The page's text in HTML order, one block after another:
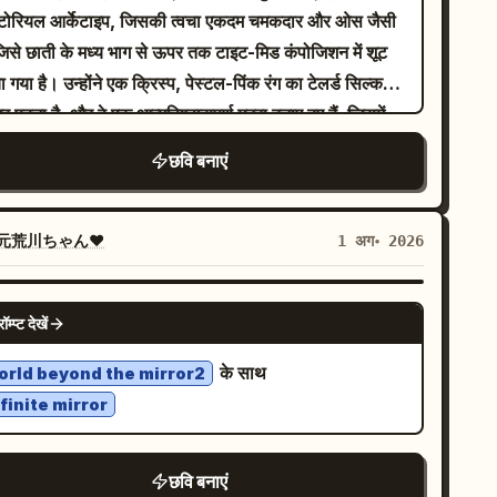
एक ठोस हल्के भूरे रंग का कालीन दृश्य को आधार देता है, जबकि
से आउट-ऑफ-फोकस पृष्ठभूमि में भीड़ की धुंधली गहरे भूरे रंग
ऊपर दाईं ओर टेलीफोटो कैमरा लेंस, और दाईं ओर एक
के पैर दिखाई दे रहे हैं। एक नाटकीय, हाई-कॉन्ट्रास्ट
ब्लैक एंड व्हाइट कलर पैलेट दृश्य में तनावपूर्ण ग्लैमर भर
है। कई शीर्ष फ्रंट स्रोतों से आने वाली दिशात्मक हार्ड लाइट
के माथे, नाक के पुल और उसके हाथों के पोरों पर चमकदार
डालती है, जबकि उसकी ठुड्डी के नीचे, जबड़े के साथ और
की सिलवटों में गहरे, तीखे और स्पष्ट किनारों वाली काली
बनाती है, जो न्यूट्रल एम्बिएंट फिल द्वारा संतुलित है। इसे सीधे
से डिजिटल फोटोग्राफी के साथ कैप्चर किया गया है, जिसमें
न्यूनतम डिजिटल शोर के साथ विषय पर सटीक फोकस प्राप्त
जा सके। यथार्थवादी, पैपराज़ी से प्रभावित संपादकीय शैली को
और हाई क्लैरिटी के साथ बढ़ाया गया है, जो 9:16 आस्पेक्ट
आर्केटाइप, जिसकी त्वचा एकदम चमकदार और ओस जैसी
छाती के मध्य भाग से ऊपर तक टाइट-मिड कंपोजिशन में शूट
गया है। उन्होंने एक क्रिस्प, पेस्टल-पिंक रंग का टेलर्ड सिल्क
पहना है, और वे एक आत्मविश्वासपूर्ण मुद्रा बनाए हुए हैं, जिसमें
को पूरी तरह से फ्रेम से बाहर रखा गया है ताकि जबड़े की रेखा
उभर कर दिखे। उनके चेहरे के भावों में एक चुनौतीपूर्ण,
नज़र और एक हल्की, विद्रोही मुस्कान है। यह व्यक्ति पूरी तरह से
गीली टेरारियम काई (moss) और खिलते हुए गुलाबी फूलों से बने
मगरमच्छ के थूथन पर टिका हुआ है। यह सरियल तत्व
पानी और जटिल जैविक भार के साथ एक हाई-बजट प्रैक्टिकल
जैसा महसूस होता है। सेटिंग एक स्टेराइल, मैट पेस्टल-पिंक
स्टूडियो साइक्लोरामा है। लाइटिंग एक कठोर, डायरेक्ट रिंग-
स्टाइल की है जो पसीने से तर त्वचा पर तीव्र स्पेक्युलर
रेम्ब्रांट डायरेक्शनल फिल के साथ जोड़ा गया है।
H6D-100c के साथ 70mm लेंस पर f/5.6 पर
छवि बनाएं
荒川ちゃん❤ 1 अग॰ 2026
NANO BANANA PRO
देखें
beyond the mirror2 के साथ
mirror
छवि बनाएं